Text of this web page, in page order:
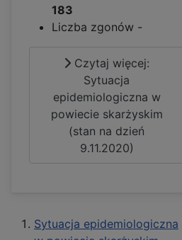
183
Liczba zgonów -
Czytaj więcej:
Sytuacja
epidemiologiczna w
powiecie skarżyskim
(stan na dzień
9.11.2020)
Sytuacja epidemiologiczna